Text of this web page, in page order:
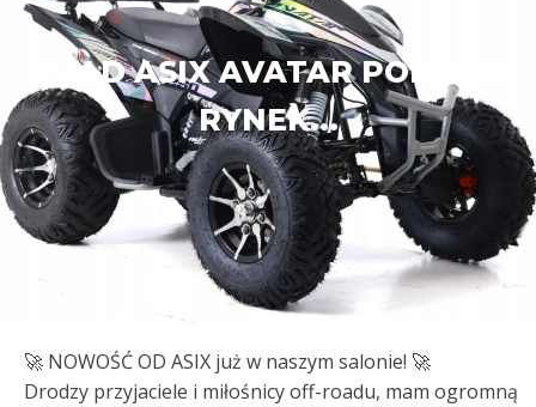
QUAD ASIX AVATAR PODBIJA
RYNEK...
🚀 NOWOŚĆ OD ASIX już w naszym salonie! 🚀
Drodzy przyjaciele i miłośnicy off-roadu, mam ogromną